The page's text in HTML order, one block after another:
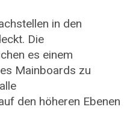
in den
Die
es einem
Mainboards zu
den höheren Ebenen